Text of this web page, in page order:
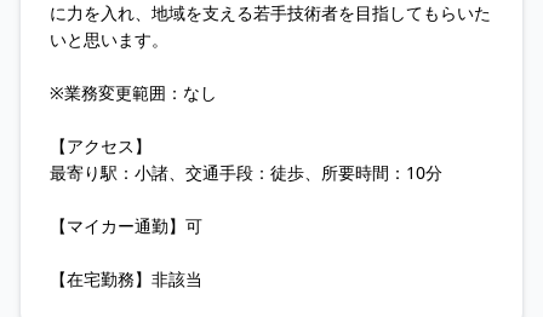
に力を入れ、地域を支える若手技術者を目指してもらいた
いと思います。
※業務変更範囲：なし
【アクセス】
最寄り駅：小諸、交通手段：徒歩、所要時間：10分
【マイカー通勤】可
【在宅勤務】非該当